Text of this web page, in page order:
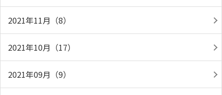
2021年11月（8）
2021年10月（17）
2021年09月（9）